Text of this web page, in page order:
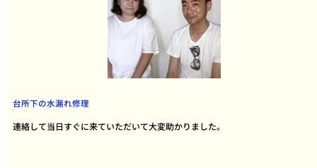
台所下の水漏れ修理
連絡して当日すぐに来ていただいて大変助かりました。